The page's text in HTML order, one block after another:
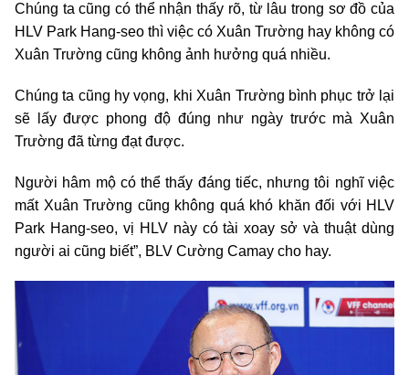
Chúng ta cũng có thể nhận thấy rõ, từ lâu trong sơ đồ của
HLV Park Hang-seo thì việc có Xuân Trường hay không có
Xuân Trường cũng không ảnh hưởng quá nhiều.
Chúng ta cũng hy vọng, khi Xuân Trường bình phục trở lại
sẽ lấy được phong độ đúng như ngày trước mà Xuân
Trường đã từng đạt được.
Người hâm mộ có thể thấy đáng tiếc, nhưng tôi nghĩ việc
mất Xuân Trường cũng không quá khó khăn đối với HLV
Park Hang-seo, vị HLV này có tài xoay sở và thuật dùng
người ai cũng biết”, BLV Cường Camay cho hay.